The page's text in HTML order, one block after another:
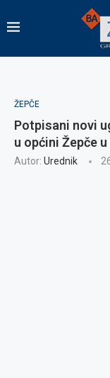
ŽEPČE
Potpisani novi
u općini Žepče
Autor: Urednik